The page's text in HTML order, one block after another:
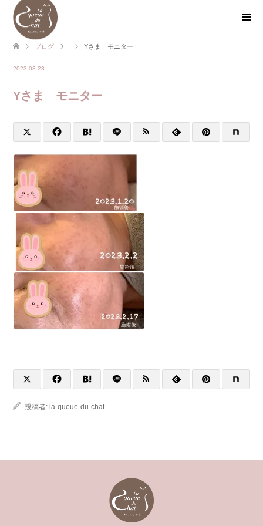
ブログ Yさま モニター
2023.03.23
Yさま モニター
投稿者: la-queue-du-chat